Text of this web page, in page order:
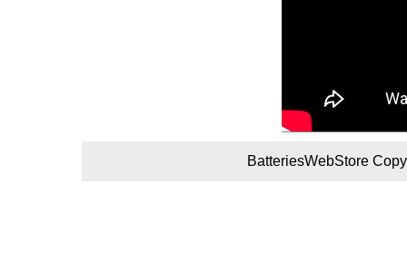
BatteriesWebStore